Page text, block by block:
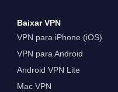
Baixar VPN
VPN para iPhone (iOS)
VPN para Android
Android VPN Lite
Mac VPN